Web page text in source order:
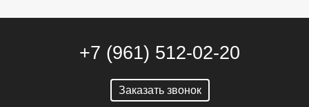
+7 (961) 512-02-20
Заказать звонок